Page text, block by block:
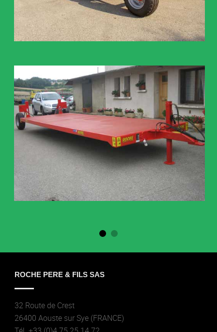
ROCHE PERE & FILS SAS
32 Route de Crest
26400 Aouste sur Sye (FRANCE)